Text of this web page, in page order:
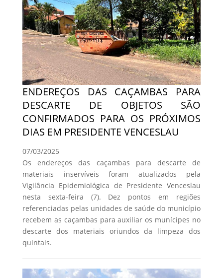
ENDEREÇOS DAS CAÇAMBAS PARA
DESCARTE DE OBJETOS SÃO
CONFIRMADOS PARA OS PRÓXIMOS
DIAS EM PRESIDENTE VENCESLAU
07/03/2025
Os endereços das caçambas para descarte de
materiais inservíveis foram atualizados pela
Vigilância Epidemiológica de Presidente Venceslau
nesta sexta-feira (7). Dez pontos em regiões
referenciadas pelas unidades de saúde do município
recebem as caçambas para auxiliar os munícipes no
descarte dos materiais oriundos da limpeza dos
quintais.